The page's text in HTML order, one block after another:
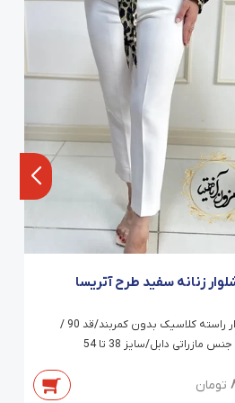
زنانه سفید طرح آتریسا
شلوار راسته کلاسیک بدون کمربند/قد 90 /
جنس مازراتی دابل/سایز 38 تا 54
تومان